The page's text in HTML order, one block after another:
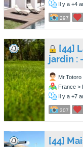
Il y a +4
297
[44]
jardin :
Mr.Totoro
France >
Il y a +7
307
[44]